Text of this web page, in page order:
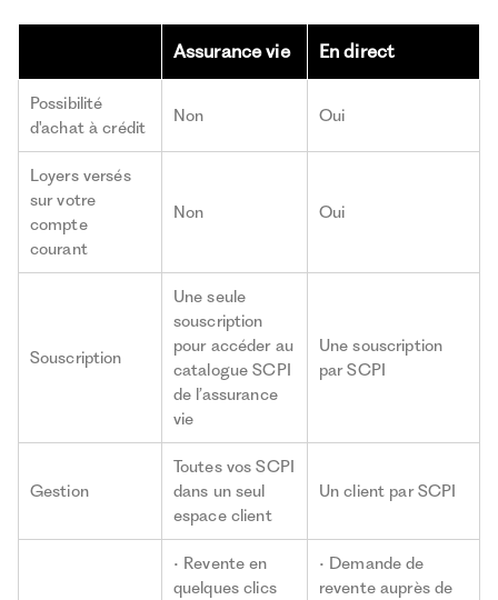
Assurance vie En direct
Possibilité
d'achat à crédit
Non Oui
Loyers versés
sur votre
compte
courant
Non Oui
Souscription
Une seule
souscription
pour accéder au
catalogue SCPI
de l’assurance
vie
Une souscription
par SCPI
Gestion
Toutes vos SCPI
dans un seul
espace client
Un client par SCPI
• Revente en
quelques clics
• Demande de
revente auprès de